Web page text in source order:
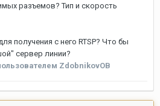
разъемов? Тип и скорость
получения с него RTSP? Что бы
сервер линии?
ZdobnikovOB